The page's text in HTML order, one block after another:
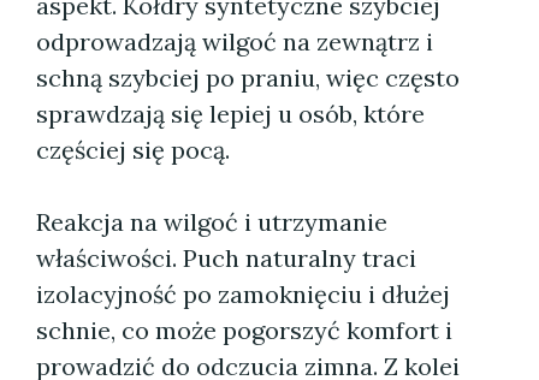
odprowadzają wilgoć na zewnątrz i
schną szybciej po praniu, więc często
sprawdzają się lepiej u osób, które
częściej się pocą.
Reakcja na wilgoć i utrzymanie
właściwości. Puch naturalny traci
izolacyjność po zamoknięciu i dłużej
schnie, co może pogorszyć komfort i
prowadzić do odczucia zimna. Z kolei